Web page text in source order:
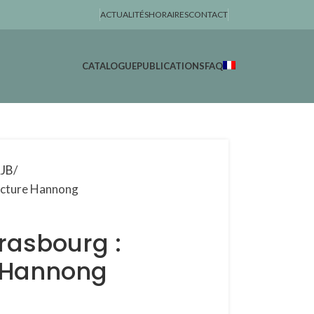
ACTUALITÉSHORAIRESCONTACT
CATALOGUEPUBLICATIONSFAQ
Hannong
: